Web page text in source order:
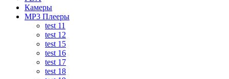
Камеры
MP3 Плееры
test 11
test 12
test 15
test 16
test 17
test 18